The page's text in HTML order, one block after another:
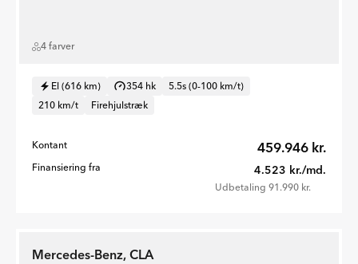
4 farver
El (616 km) 354 hk
5.5s (0-100 km/t)
210 km/t
Firehjulstræk
Kontant 459.946 kr.
Finansiering fra 4.523 kr./md.
Udbetaling 91.990 kr.
Mercedes-Benz, CLA